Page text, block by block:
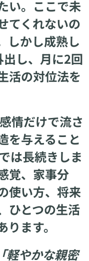
い。ここで未
てくれないの
しかし成熟し
し、月に2回
活の対位法を
情だけで流さ
を与えること
は長続きしま
覚、家事分
使い方、将来
ひとつの生活
ます。
やかな親密